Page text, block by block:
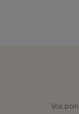
Vos